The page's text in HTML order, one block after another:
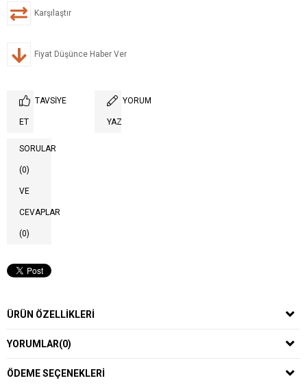
Karşılaştır
Fiyat Düşünce Haber Ver
TAVSIYE
ET
YORUM
YAZ
SORULAR
(0)
VE
CEVAPLAR
(0)
ÜRÜN ÖZELLIKLERI
YORUMLAR(0)
ÖDEME SEÇENEKLERI